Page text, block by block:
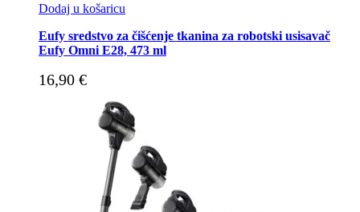
Dodaj u košaricu
Eufy sredstvo za čišćenje tkanina za robotski usisavač
Eufy Omni E28, 473 ml
16,90 €